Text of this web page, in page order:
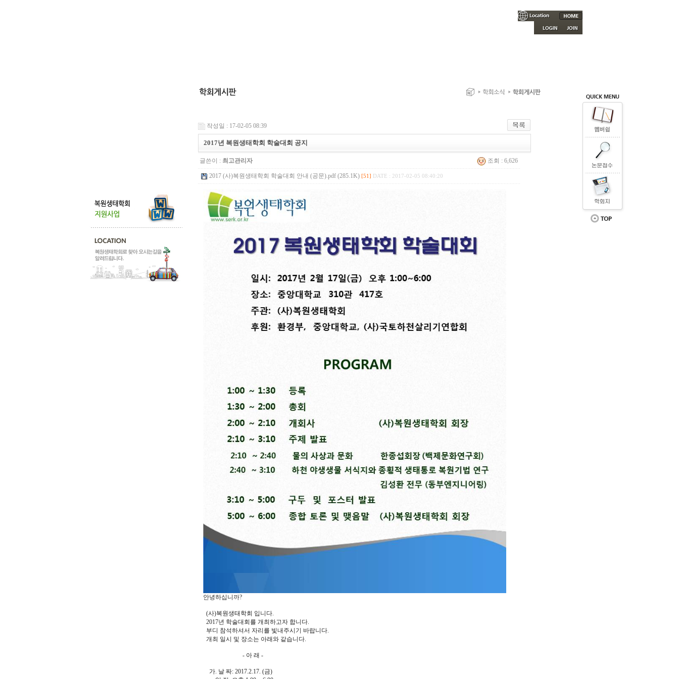
작성일 : 17-02-05 08:39
2017년 복원생태학회 학술대회 공지
글쓴이 : 최고관리자 조회 : 6,626
2017 (사)복원생태학회 학술대회 안내 (공문).pdf (285.1K) [51] DATE : 2017-02-05 08:40:20
안녕하십니까?
(사)복원생태학회 입니다.
2017년 학술대회를 개최하고자 합니다.
부디 참석하셔서 자리를 빛내주시기 바랍니다.
개최 일시 및 장소는 아래와 같습니다.
- 아 래 -
가. 날 짜: 2017.2.17. (금)